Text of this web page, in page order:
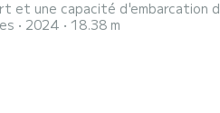
sur l'eau dans les
2024 18.38 m